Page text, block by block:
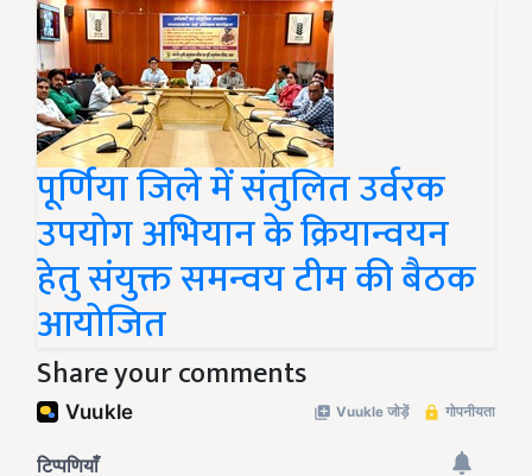
पूर्णिया जिले में संतुलित उर्वरक
उपयोग अभियान के क्रियान्वयन
हेतु संयुक्त समन्वय टीम की बैठक
आयोजित
Share your comments